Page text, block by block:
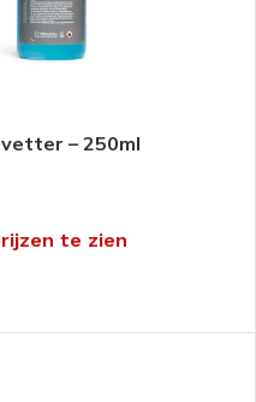
– 250ml
te zien